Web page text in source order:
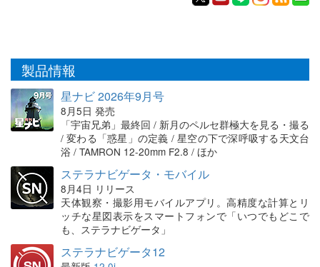
製品情報
星ナビ 2026年9月号
8月5日 発売
「宇宙兄弟」最終回 / 新月のペルセ群極大を見る・撮る
/ 変わる「惑星」の定義 / 星空の下で深呼吸する天文台
浴 / TAMRON 12-20mm F2.8 / ほか
ステラナビゲータ・モバイル
8月4日 リリース
天体観察・撮影用モバイルアプリ。高精度な計算とリ
ッチな星図表示をスマートフォンで「いつでもどこで
も、ステラナビゲータ」
ステラナビゲータ12